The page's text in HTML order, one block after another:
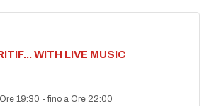
WITH LIVE MUSIC
19:30 -fino a Ore 22:00